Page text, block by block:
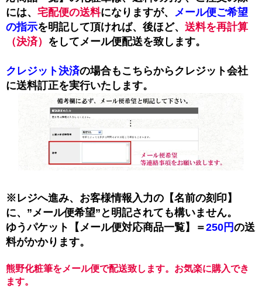
には、 宅配便の送料になりますが、 メール便ご希望
の指示を明記して頂ければ、後ほど、 送料を再計算
（決済） をしてメール便配送を致します。
クレジット決済の場合もこちらからクレジット会社
に送料訂正を実行いたします。
※レジへ進み、お客様情報入力の【名前の刻印】
に、”メール便希望”と明記されても構いません。
ゆうパケット【メール便対応商品一覧】＝250円の送
料がかかります。
熊野化粧筆をメール便で配送致します。お気楽に購入でき
ます。